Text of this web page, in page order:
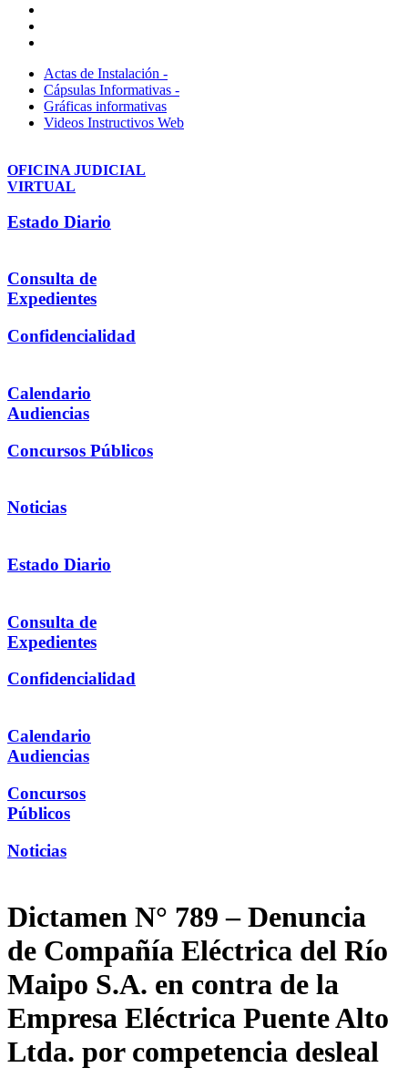
Actas de Instalación -
Cápsulas Informativas -
Gráficas informativas
Videos Instructivos Web
OFICINA JUDICIAL
VIRTUAL
Estado Diario
Consulta de
Expedientes
Confidencialidad
Calendario
Audiencias
Concursos Públicos
Noticias
Estado Diario
Consulta de
Expedientes
Confidencialidad
Calendario
Audiencias
Concursos
Públicos
Noticias
Dictamen N° 789 – Denuncia
de Compañía Eléctrica del Río
Maipo S.A. en contra de la
Empresa Eléctrica Puente Alto
Ltda. por competencia desleal